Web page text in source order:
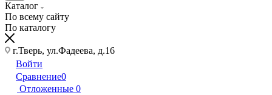
Каталог
По всему сайту
По каталогу
г.Тверь, ул.Фадеева, д.16
Войти
Сравнение0
Отложенные 0